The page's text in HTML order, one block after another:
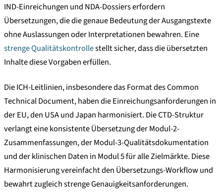
IND-Einreichungen und NDA-Dossiers erfordern
Übersetzungen, die die genaue Bedeutung der Ausgangstexte
ohne Auslassungen oder Interpretationen bewahren. Eine
strenge Qualitätskontrollestellt sicher, dass die übersetzten
Inhalte diese Vorgaben erfüllen.
Die ICH-Leitlinien, insbesondere das Format des Common
Technical Document, haben die Einreichungsanforderungen in
der EU, den USA und Japan harmonisiert. Die CTD-Struktur
verlangt eine konsistente Übersetzung der Modul-2-
Zusammenfassungen, der Modul-3-Qualitätsdokumentation
und der klinischen Daten in Modul 5 für alle Zielmärkte. Diese
Harmonisierung vereinfacht den Übersetzungs-Workflow und
bewahrt zugleich strenge Genauigkeitsanforderungen.